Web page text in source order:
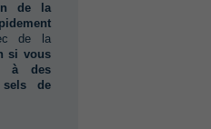
de la
de la
si vous
à des
sels de